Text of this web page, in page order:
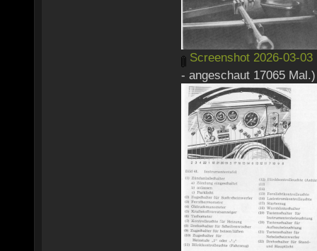
Screenshot 2026-03-03
- angeschaut 17065 Mal.)